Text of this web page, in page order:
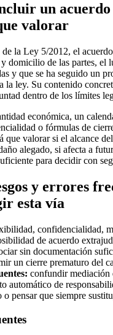
un acuerdo
valorar
la Ley 5/2012, el
domicilio de las partes, el
y que se ha seguido un
la ley. Su contenido
dentro de los límites
económica, un
o fórmulas de
que valorar si el alcance
alegado, si afecta a
para decidir con
y errores
esta vía
confidencialidad,
de acuerdo
sin documentación
un cierre prematuro del
confundir mediación
automático de
o pensar que siempre